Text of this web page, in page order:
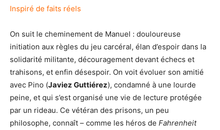
Inspiré de faits réels
On suit le cheminement de Manuel : douloureuse
initiation aux règles du jeu carcéral, élan d’espoir dans la
solidarité militante, découragement devant échecs et
trahisons, et enfin désespoir. On voit évoluer son amitié
avec Pino (Javiez Guttiérez), condamné à une lourde
peine, et qui s’est organisé une vie de lecture protégée
par un rideau. Ce vétéran des prisons, un peu
philosophe, connaît – comme les héros de Fahrenheit